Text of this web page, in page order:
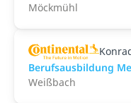
Möckmühl
Berufsausbildung
Weißbach